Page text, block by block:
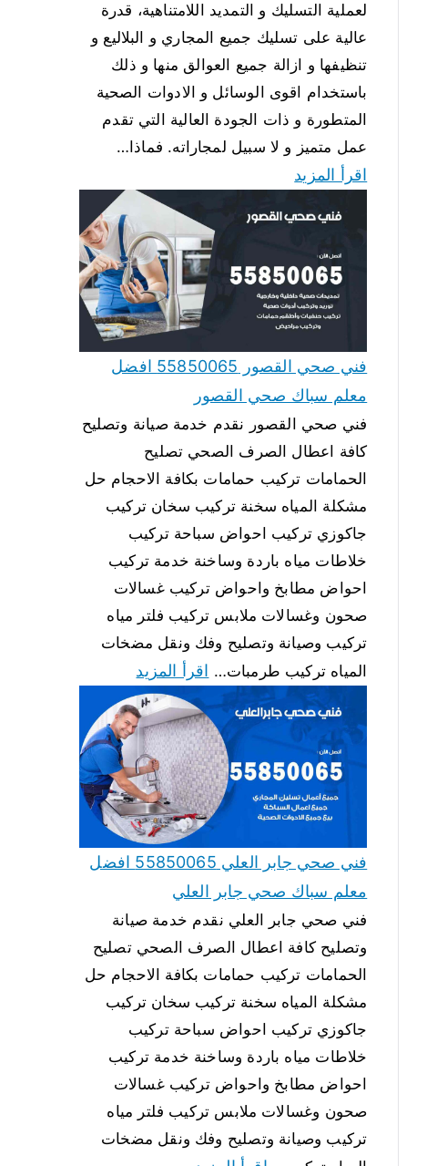
لعملية التسليك و التمديد اللامتناهية، قدرة
عالية على تسليك جميع المجاري و البلاليع و
تنظيفها و ازالة جميع العوالق منها و ذلك
باستخدام اقوى الوسائل و الادوات الصحية
المتطورة و ذات الجودة العالية التي تقدم
عمل متميز و لا سبيل لمجاراته. فماذا…
اقرأ المزيد
فني صحي القصور 55850065 افضل
معلم سباك صحي القصور
فني صحي القصور نقدم خدمة صيانة وتصليح
كافة اعطال الصرف الصحي تصليح
الحمامات تركيب حمامات بكافة الاحجام حل
مشكلة المياه سخنة تركيب سخان تركيب
جاكوزي تركيب احواض سباحة تركيب
خلاطات مياه باردة وساخنة خدمة تركيب
احواض مطابخ واحواض تركيب غسالات
صحون وغسالات ملابس تركيب فلتر مياه
تركيب وصيانة وتصليح وفك ونقل مضخات
المياه تركيب طرمبات… اقرأ المزيد
فني صحي جابر العلي 55850065 افضل
معلم سباك صحي جابر العلي
فني صحي جابر العلي نقدم خدمة صيانة
وتصليح كافة اعطال الصرف الصحي تصليح
الحمامات تركيب حمامات بكافة الاحجام حل
مشكلة المياه سخنة تركيب سخان تركيب
جاكوزي تركيب احواض سباحة تركيب
خلاطات مياه باردة وساخنة خدمة تركيب
احواض مطابخ واحواض تركيب غسالات
صحون وغسالات ملابس تركيب فلتر مياه
تركيب وصيانة وتصليح وفك ونقل مضخات